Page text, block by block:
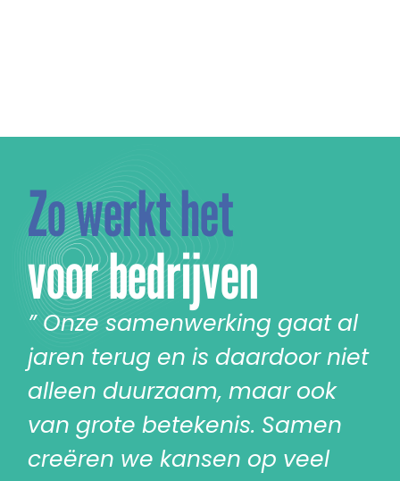
Zo werkt het
voor bedrijven
” Onze samenwerking gaat al
jaren terug en is daardoor niet
alleen duurzaam, maar ook
van grote betekenis. Samen
creëren we kansen op veel